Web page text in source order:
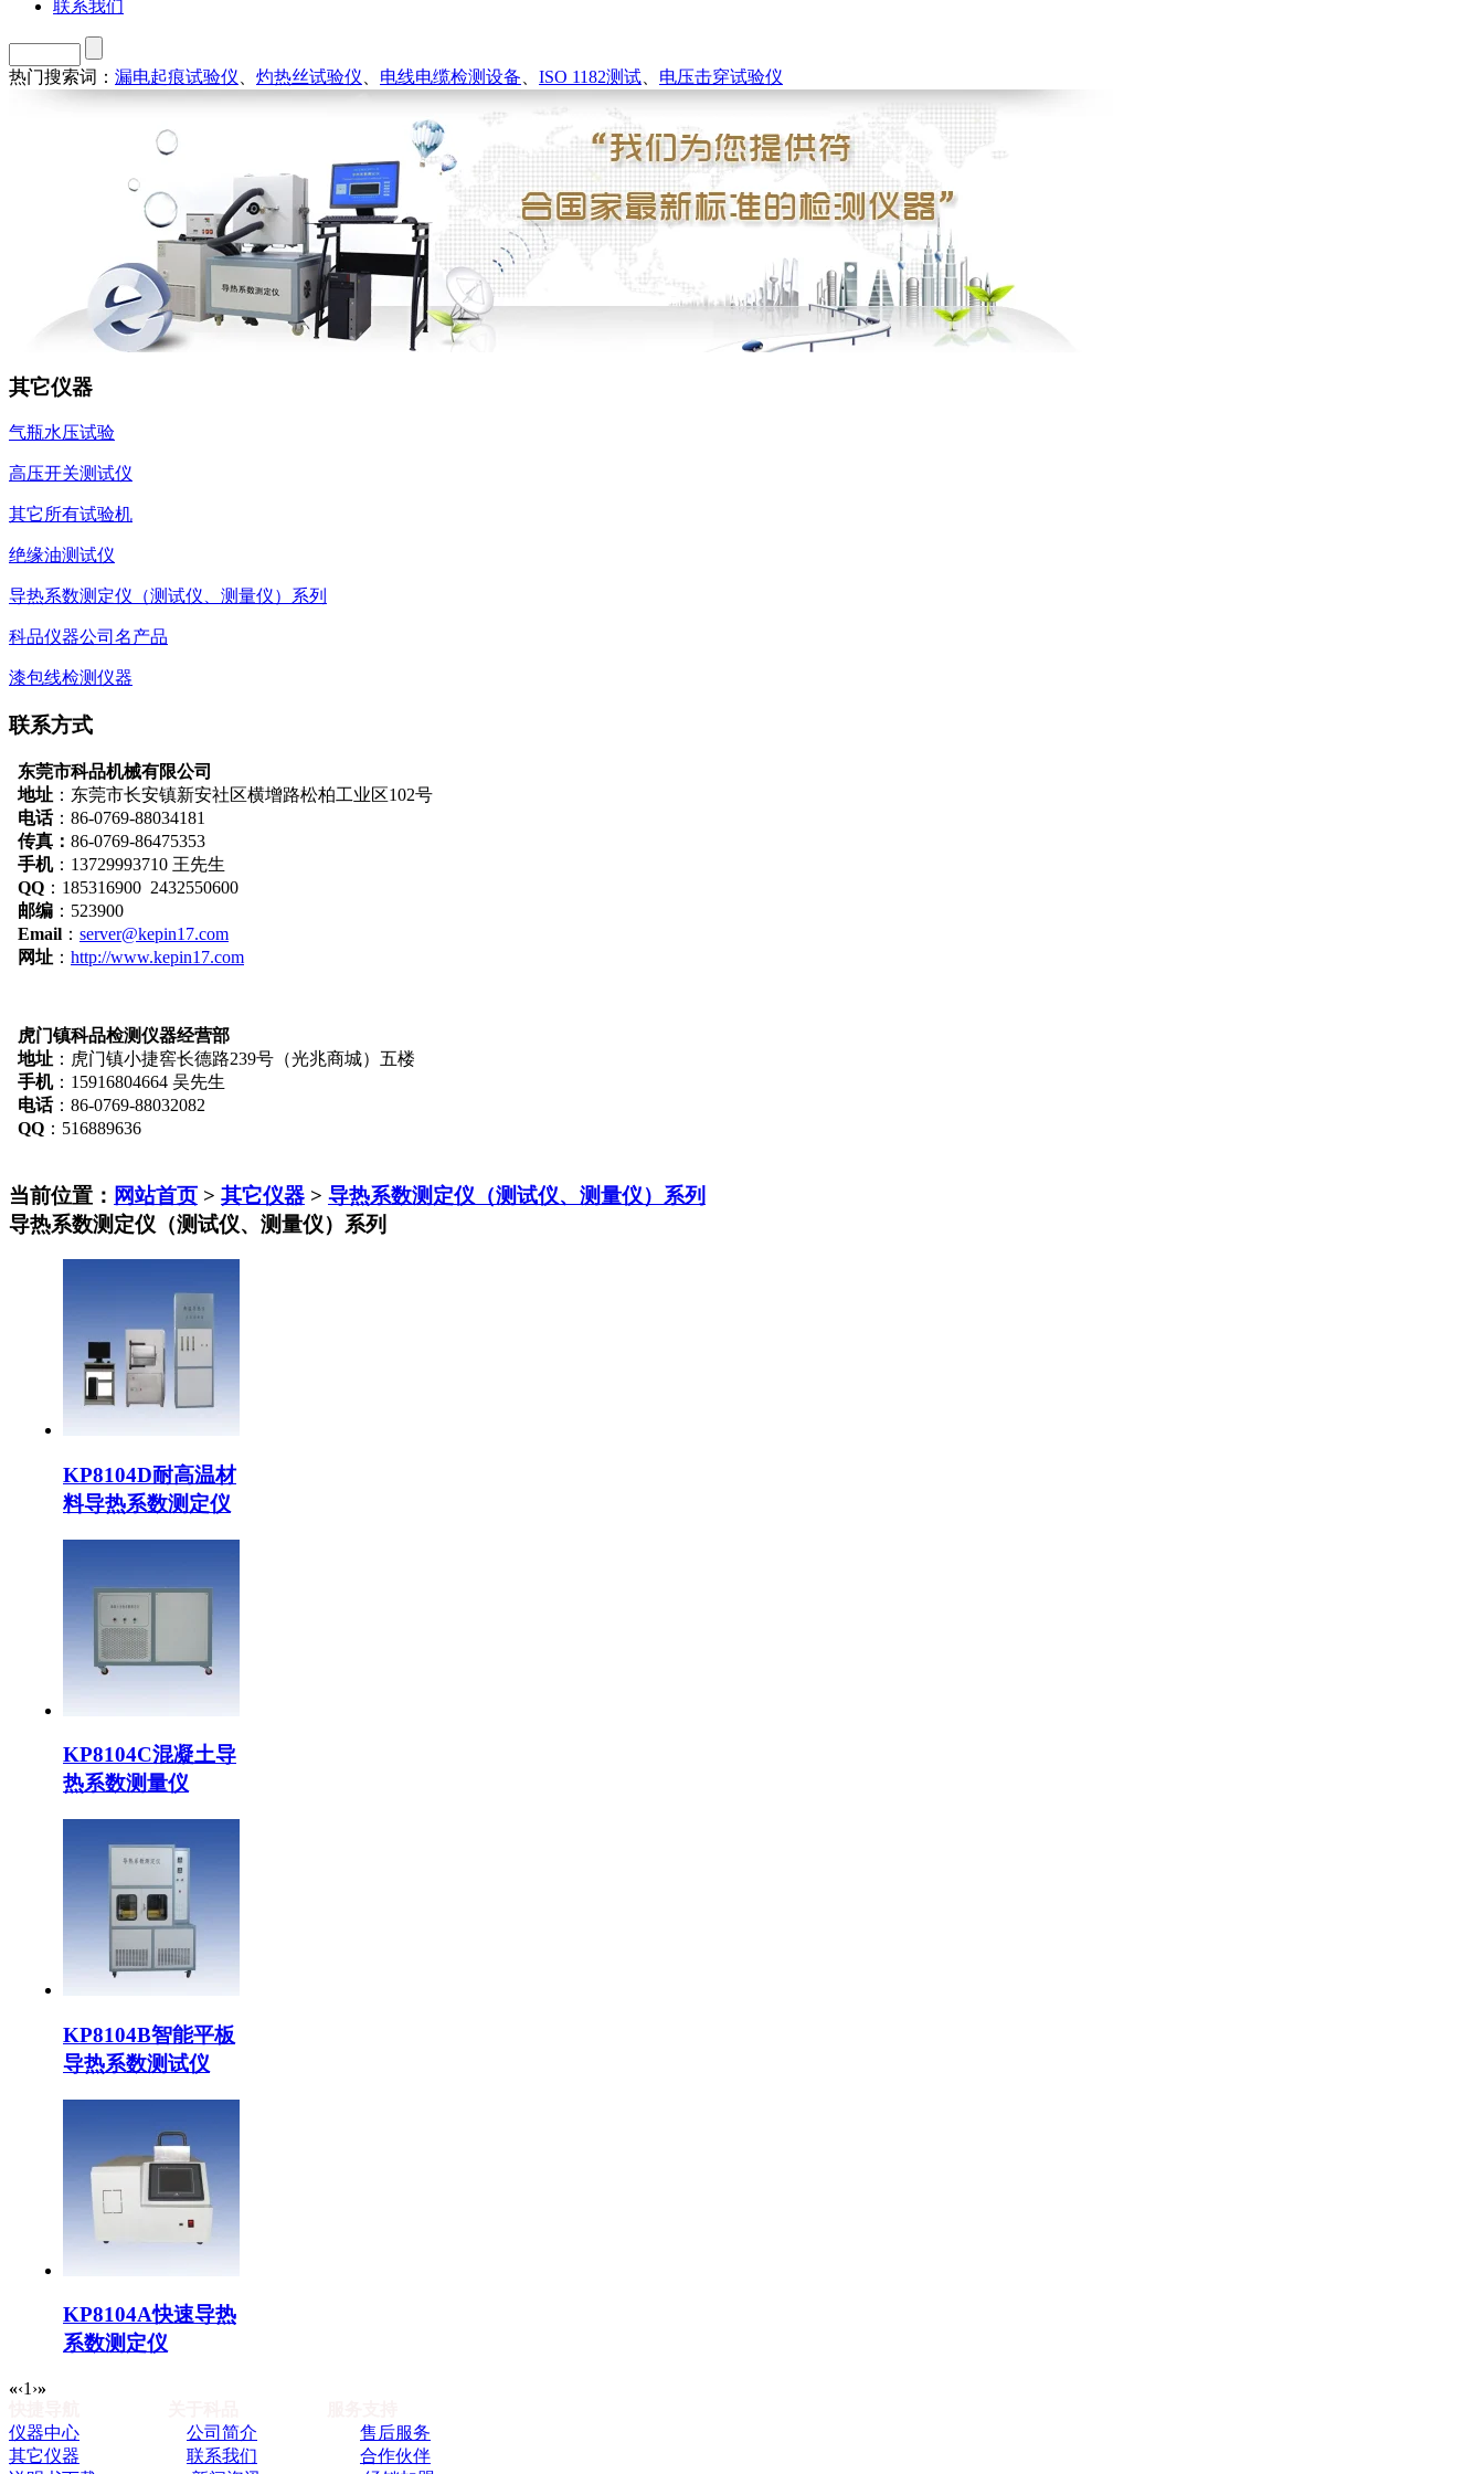
联系我们
热门搜索词： 漏电起痕试验仪 灼热丝试验仪 电线电缆检测设备 ISO 1182测试 电压击穿试验仪
其它仪器
气瓶水压试验
高压开关测试仪
其它所有试验机
绝缘油测试仪
导热系数测定仪（测试仪、测量仪）系列
科品仪器公司名产品
漆包线检测仪器
联系方式
东莞市科品机械有限公司
地址 ： 东莞市长安镇新安社区横增路松柏工业区102号
电话：86-0769-88034181
传真： 86-0769-86475353
手机：13729993710 王先生
QQ ：185316900 2432550600
邮编 ：523900
Email ： server@kepin17.com
网址 ： http://www.kepin17.com
虎门镇科品检测仪器经营部
地址 ：虎门镇小捷窖长德路239号（光兆商城）五楼
手机：15916804664 吴先生
电话：86-0769-88032082
QQ ：516889636
当前位置： 网站首页 > 其它仪器 > 导热系数测定仪（测试仪、测量仪）系列
导热系数测定仪（测试仪、测量仪）系列
KP8104D耐高温材
料导热系数测定仪
KP8104C混凝土导
热系数测量仪
KP8104B智能平板
导热系数测试仪
KP8104A快速导热
系数测定仪
«‹1 ›»
仪器中心
公司简介
售后服务
其它仪器
联系我们
合作伙伴